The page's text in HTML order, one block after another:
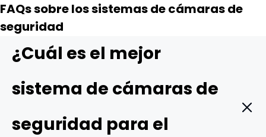
FAQs sobre los sistemas de cámaras de
seguridad
¿Cuál es el mejor
sistema de cámaras de
seguridad para el